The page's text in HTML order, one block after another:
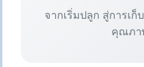
จากเริ่มปลูก สู่การเก็
คุณภา